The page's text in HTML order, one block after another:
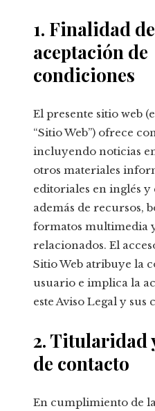
1. Finalidad
aceptación de
condiciones
El presente sitio web
“Sitio Web”) ofrece
incluyendo noticias
otros materiales
editoriales en inglés y
además de recursos,
formatos multimedia
relacionados. El
Sitio Web atribuye la
usuario e implica la
este Aviso Legal y sus
2. Titularidad
de contacto
En cumplimiento de